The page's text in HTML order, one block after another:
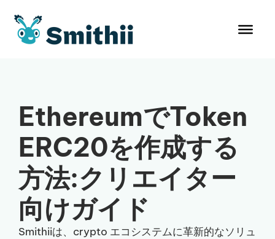
EthereumでToken
ERC20を作成する
方法:クリエイター
向けガイド
Smithiiは、crypto エコシステムに革新的なソリュ